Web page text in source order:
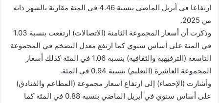
ارتفاعا في أبريل الماضي بنسبة 4.46 في المئة مقارنة بالشهر ذاته
من 2025.
وذكرت أن أسعار المجموعة الثامنة (الاتصالات) ارتفعت بنسبة 1.03
في المئة على أساس سنوي كما ارتفع معدل التضخم في المجموعة
التاسعة (الترفيهية والثقافية) بنسبة 1.06 في المئة كذلك أسعار
المجموعة العاشرة (التعليم) بنسبة 0.94 في المئة.
وأشارت (الإحصاء) إلى ارتفاع أسعار مجموعة (المطاعم والفنادق)
على أساس سنوي في أبريل الماضي بنسبة 0.88 في المئة كما